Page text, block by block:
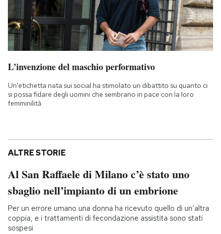
L’invenzione del maschio performativo
Un'etichetta nata sui social ha stimolato un dibattito su quanto ci
si possa fidare degli uomini che sembrano in pace con la loro
femminilità
ALTRE STORIE
Al San Raffaele di Milano c’è stato uno
sbaglio nell’impianto di un embrione
Per un errore umano una donna ha ricevuto quello di un’altra
coppia, e i trattamenti di fecondazione assistita sono stati
sospesi